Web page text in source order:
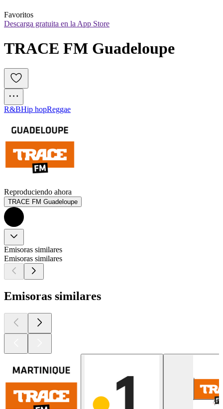
Favoritos
Descarga gratuita en la App Store
TRACE FM Guadeloupe
R&BHip hopReggae
Reproduciendo ahora
TRACE FM Guadeloupe
Emisoras similares
Emisoras similares
Emisoras similares